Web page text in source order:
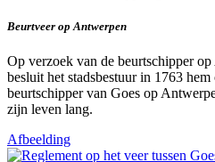
Beurtveer op Antwerpen
Op verzoek van de beurtschipper
besluit het stadsbestuur in 1763
beurtschipper van Goes op
zijn leven lang.
Afbeelding